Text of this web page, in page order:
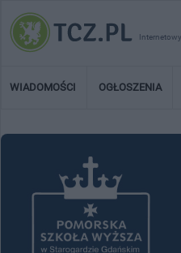
WIADOMOŚCI OGŁOSZENIA